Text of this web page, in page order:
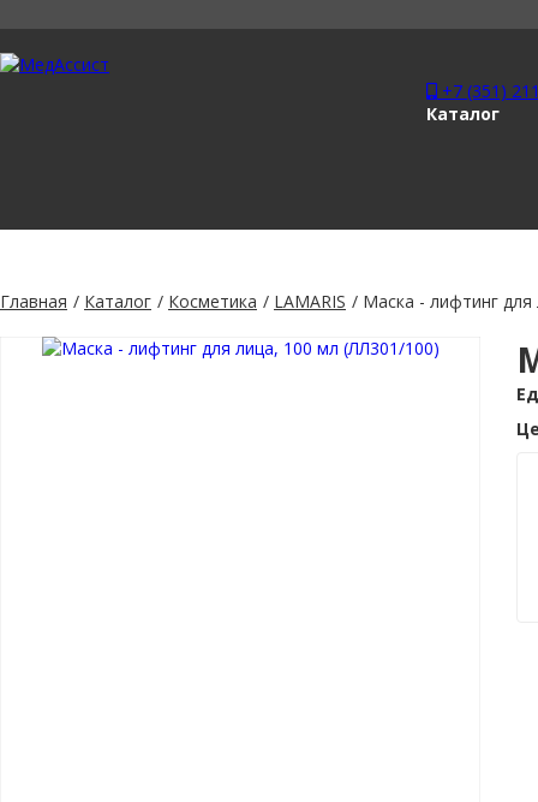
+7 (351)
Каталог
Главная Каталог Косметика LAMARIS Маска - лифтинг